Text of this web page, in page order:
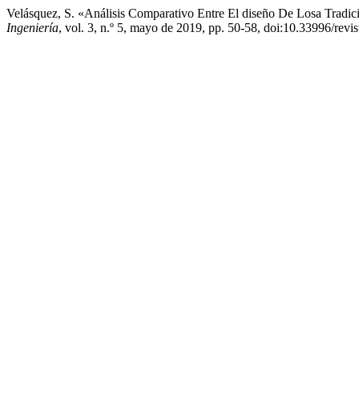
Velásquez, S. «Análisis Comparativo Entre El diseño De Losa
Ingeniería, vol. 3, n.º 5, mayo de 2019, pp. 50-58, doi:10.33996/